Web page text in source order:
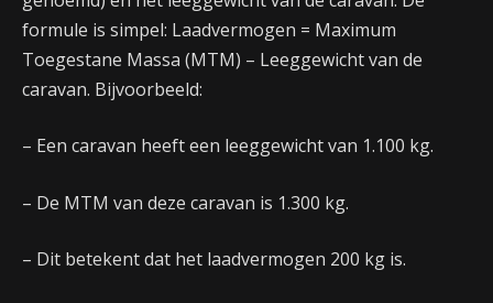
formule is simpel: Laadvermogen = Maximum
Toegestane Massa (MTM) – Leeggewicht van de
caravan. Bijvoorbeeld:
– Een caravan heeft een leeggewicht van 1.100 kg.
– De MTM van deze caravan is 1.300 kg.
– Dit betekent dat het laadvermogen 200 kg is.